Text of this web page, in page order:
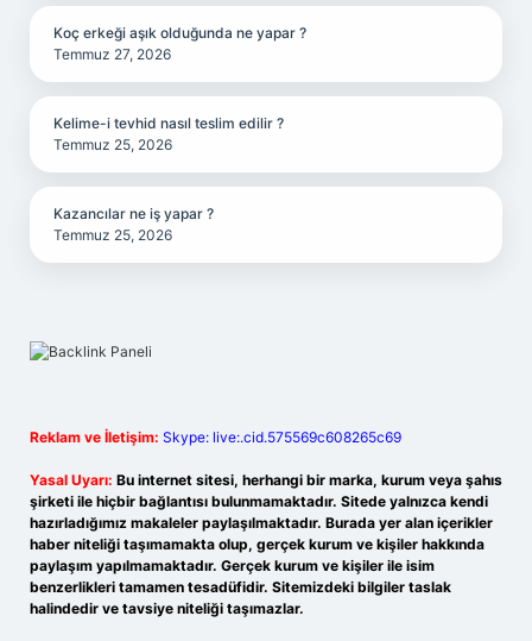
Koç erkeği aşık olduğunda ne yapar ?
Temmuz 27, 2026
Kelime-i tevhid nasıl teslim edilir ?
Temmuz 25, 2026
Kazancılar ne iş yapar ?
Temmuz 25, 2026
Reklam ve İletişim: Skype: live:.cid.575569c608265c69
Yasal Uyarı: Bu internet sitesi, herhangi bir marka, kurum veya şahıs
şirketi ile hiçbir bağlantısı bulunmamaktadır. Sitede yalnızca kendi
hazırladığımız makaleler paylaşılmaktadır. Burada yer alan içerikler
haber niteliği taşımamakta olup, gerçek kurum ve kişiler hakkında
paylaşım yapılmamaktadır. Gerçek kurum ve kişiler ile isim
benzerlikleri tamamen tesadüfidir. Sitemizdeki bilgiler taslak
halindedir ve tavsiye niteliği taşımazlar.